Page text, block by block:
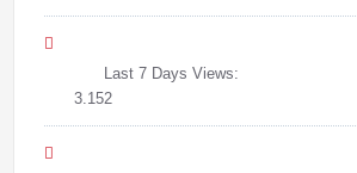
Last 7 Days Views:
3.152